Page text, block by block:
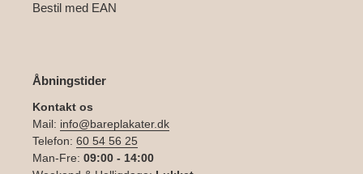
Bestil med EAN
Åbningstider
Kontakt os
Mail: info@bareplakater.dk
Telefon: 60 54 56 25
Man-Fre: 09:00 - 14:00